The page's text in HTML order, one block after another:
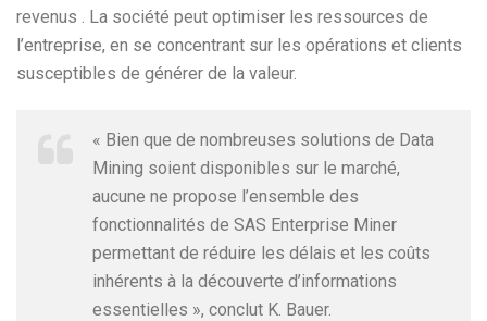
revenus . La société peut optimiser les ressources de
l’entreprise, en se concentrant sur les opérations et clients
susceptibles de générer de la valeur.
« Bien que de nombreuses solutions de Data
Mining soient disponibles sur le marché,
aucune ne propose l’ensemble des
fonctionnalités de SAS Enterprise Miner
permettant de réduire les délais et les coûts
inhérents à la découverte d’informations
essentielles », conclut K. Bauer.